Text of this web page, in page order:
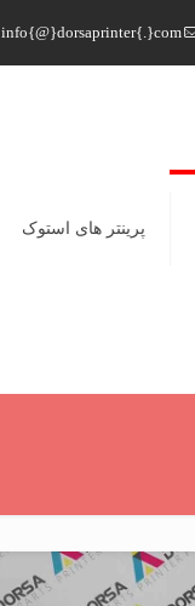
info{@}dorsaprinter{.}com
پرینتر های استوک